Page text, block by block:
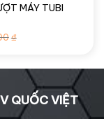
MÁY TUBI
₫
1,800,000₫.
QUỐC VIỆT